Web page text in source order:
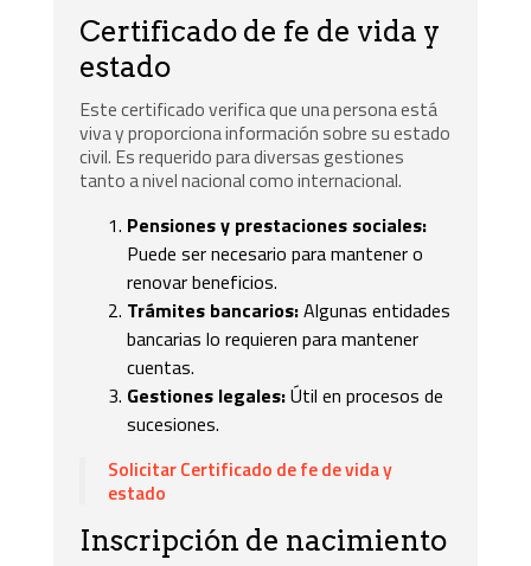
Certificado de fe de vida y
estado
Este certificado verifica que una persona está
viva y proporciona información sobre su estado
civil. Es requerido para diversas gestiones
tanto a nivel nacional como internacional.
Pensiones y prestaciones sociales:
Puede ser necesario para mantener o
renovar beneficios.
Trámites bancarios:Algunas entidades
bancarias lo requieren para mantener
cuentas.
Gestiones legales:Útil en procesos de
sucesiones.
Solicitar Certificado de fe de vida y
estado
Inscripción de nacimiento